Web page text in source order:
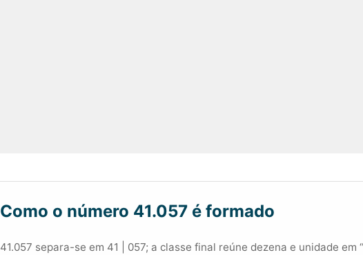
Como o número 41.057 é formado
41.057 separa-se em 41 | 057; a classe final reúne dezena e unidade em